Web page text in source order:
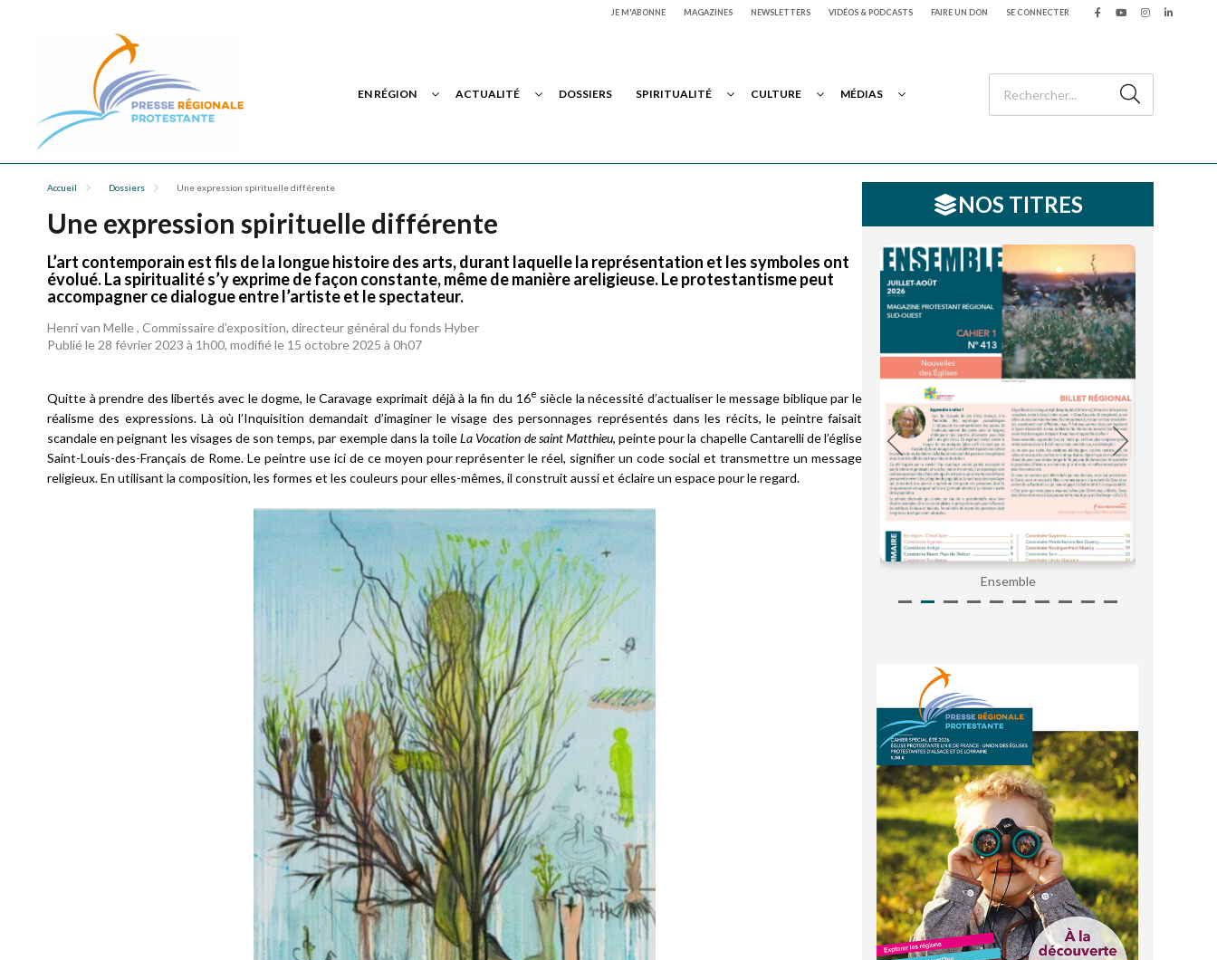
JE M'ABONNE MAGAZINES NEWSLETTERS VIDÉOS & PODCASTS FAIRE UN DON SE CONNECTER
EN RÉGION ACTUALITÉ DOSSIERS SPIRITUALITÉ CULTURE MÉDIAS
Accueil Dossiers Une expression spirituelle différente
Une expression spirituelle différente
L’art contemporain est fils de la longue histoire des arts, durant laquelle la représentation et les symboles ont
évolué. La spiritualité s’y exprime de façon constante, même de manière areligieuse. Le protestantisme peut
accompagner ce dialogue entre l’artiste et le spectateur.
Henri van Melle , Commissaire d’exposition, directeur général du fonds Hyber
Publié le 28 février 2023 à 1h00, modifié le 15 octobre 2025 à 0h07
Quitte à prendre des libertés avec le dogme, le Caravage exprimait déjà à la fin du 16e siècle la nécessité d’actualiser le message biblique par le
réalisme des expressions. Là où l’Inquisition demandait d’imaginer le visage des personnages représentés dans les récits, le peintre faisait
scandale en peignant les visages de son temps, par exemple dans la toileLa Vocation de saint Matthieu, peinte pour la chapelle Cantarelli de l’église
Saint-Louis-des-Français de Rome. Le peintre use ici de ce moyen pour représenter le réel, signifier un code social et transmettre un message
religieux. En utilisant la composition, les formes et les couleurs pour elles-mêmes, il construit aussi et éclaire un espace pour le regard.
NOS TITRES
Ensemble